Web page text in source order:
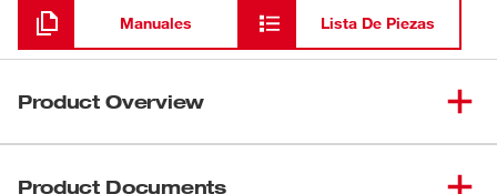
Manuales Lista De Piezas
Product Overview
de almacenamiento de herramientas mejor equipada de
Product Documents